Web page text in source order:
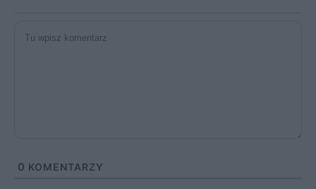
0 KOMENTARZY